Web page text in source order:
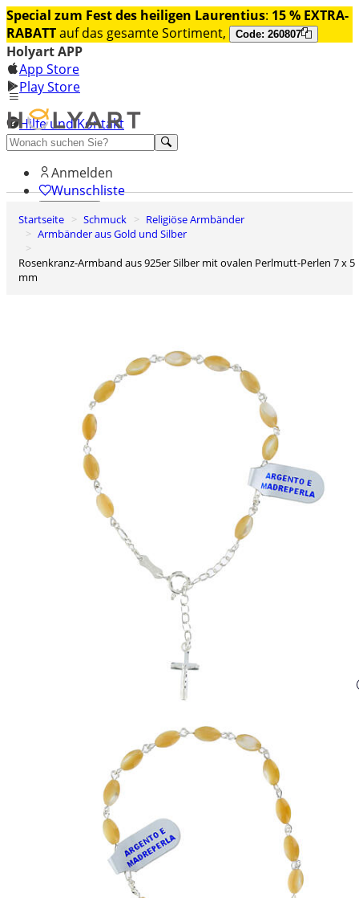
Special zum Fest des heiligen Laurentius: 15 % EXTRA-
RABATTauf das gesamte Sortiment, Code: 260807
Holyart APP
App Store
Play Store
Hilfe und Kontakt
Entdecken Sie Premium
Anmelden
Wunschliste
0
Warenkorb
Startseite Schmuck
Religiöse Armbänder
Armbänder aus Gold und Silber
Rosenkranz-Armband aus 925er Silber mit ovalen Perlmutt-Perlen 7 x 5
mm